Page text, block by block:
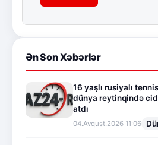
Ən Son Xəbərlər
16 yaşlı rusiyalı
dünya reytinqində
atdı
04.Avqust.2026 11:06